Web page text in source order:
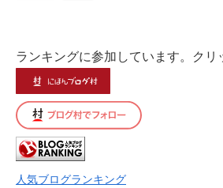
ランキングに参加しています。クリ
人気ブログランキング